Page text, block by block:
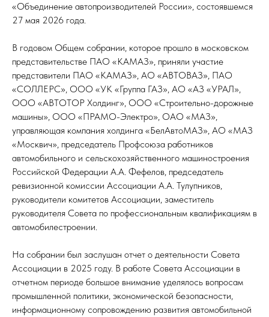
«Объединение автопроизводителей России», состоявшемся
27 мая 2026 года.
В годовом Общем собрании, которое прошло в московском
представительстве ПАО «КАМАЗ», приняли участие
представители ПАО «КАМАЗ», АО «АВТОВАЗ», ПАО
«СОЛЛЕРС», ООО «УК «Группа ГАЗ», АО «АЗ «УРАЛ»,
ООО «АВТОТОР Холдинг», ООО «Строительно-дорожные
машины», ООО «ПРАМО-Электро», ОАО «МАЗ»,
управляющая компания холдинга «БелАвтоМАЗ», АО «МАЗ
«Москвич», председатель Профсоюза работников
автомобильного и сельскохозяйственного машиностроения
Российской Федерации А.А. Фефелов, председатель
ревизионной комиссии Ассоциации А.А. Тулупников,
руководители комитетов Ассоциации, заместитель
руководителя Совета по профессиональным квалификациям в
автомобилестроении.
На собрании был заслушан отчет о деятельности Совета
Ассоциации в 2025 году. В работе Совета Ассоциации в
отчетном периоде большое внимание уделялось вопросам
промышленной политики, экономической безопасности,
информационному сопровождению развития автомобильной